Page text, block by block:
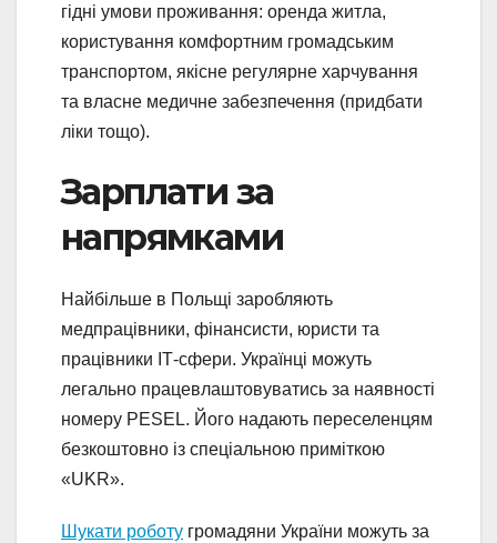
гідні умови проживання: оренда житла,
користування комфортним громадським
транспортом, якісне регулярне харчування
та власне медичне забезпечення (придбати
ліки тощо).
Зарплати за
напрямками
Найбільше в Польщі заробляють
медпрацівники, фінансисти, юристи та
працівники ІТ-сфери. Українці можуть
легально працевлаштовуватись за наявності
номеру PESEL. Його надають переселенцям
безкоштовно із спеціальною приміткою
«UKR».
Шукати роботу громадяни України можуть за